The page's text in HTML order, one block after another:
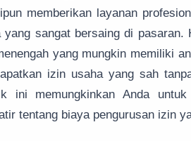
memberikan layanan
yang sangat bersaing di
yang mungkin memiliki
izin usaha yang sah
ini memungkinkan Anda
tentang biaya pengurusan izin